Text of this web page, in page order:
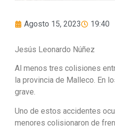
Agosto 15, 2023 19:40
Jesús Leonardo Núñez
Al menos tres colisiones
la provincia de Malleco. En
grave.
Uno de estos accidentes
menores colisionaron de